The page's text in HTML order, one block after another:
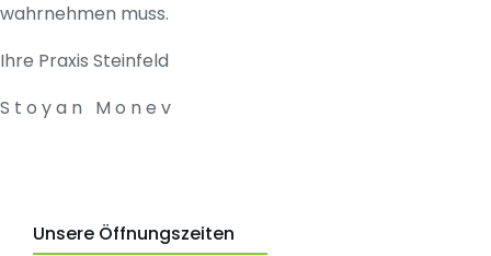
wahrnehmen muss.
Ihre Praxis Steinfeld
S t o y a n M o n e v
Unsere Öffnungszeiten